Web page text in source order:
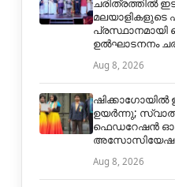
മലയാളികളുടെ
ഉൽഘാടനനം
Aug 8, 2026
ഷിക്കാഗോയിൽ
ഉയർന്നു;
ഫെഡറേഷൻ
Aug 8, 2026